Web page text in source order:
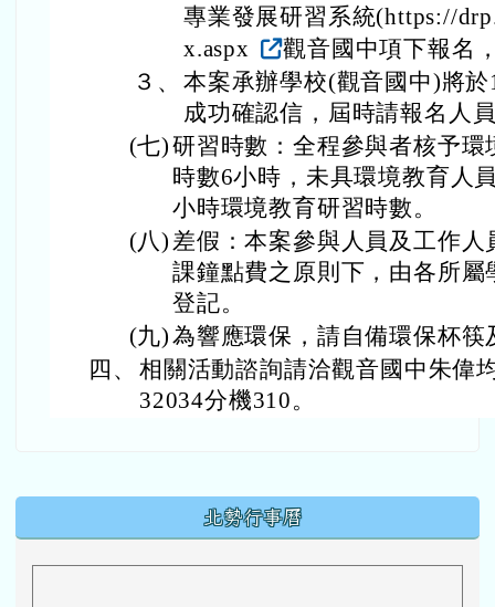
專業發展研習系統(https://
x.aspx
觀音國中項下報名
３、 本案承辦學校(觀音國中)將
成功確認信，屆時請報名人
(七)研習時數：全程參與者核予
時數6小時，未具環境教育人
小時環境教育研習時數。
(八) 差假：本案參與人員及工作
課鐘點費之原則下，由各所
登記。
(九)為響應環保，請自備環保杯筷
四、 相關活動諮詢請洽觀音國中朱偉
32034分機310。
北勢行事曆